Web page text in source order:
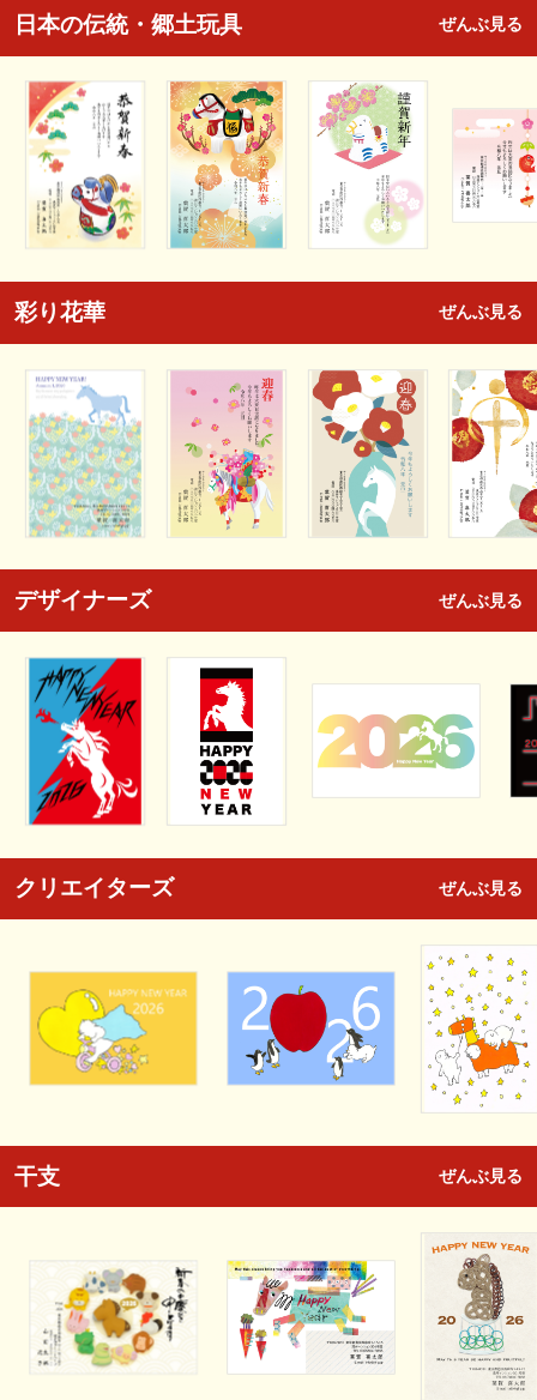
日本の伝統・郷土玩具 ぜんぶ見る
彩り花華 ぜんぶ見る
デザイナーズ ぜんぶ見る
クリエイターズ ぜんぶ見る
干支 ぜんぶ見る